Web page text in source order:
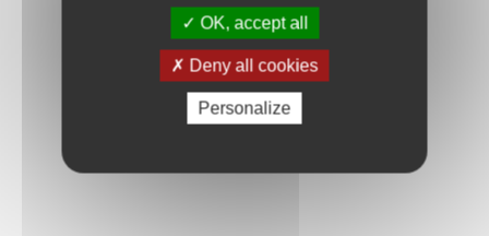
OK, accept all
Deny all cookies
Personalize